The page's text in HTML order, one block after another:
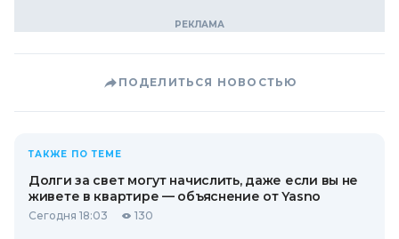
ПОДЕЛИТЬСЯ НОВОСТЬЮ
ТАКЖЕ ПО ТЕМЕ
Долги за свет могут начислить, даже если вы не
живете в квартире — объяснение от Yasno
Сегодня 18:03 130